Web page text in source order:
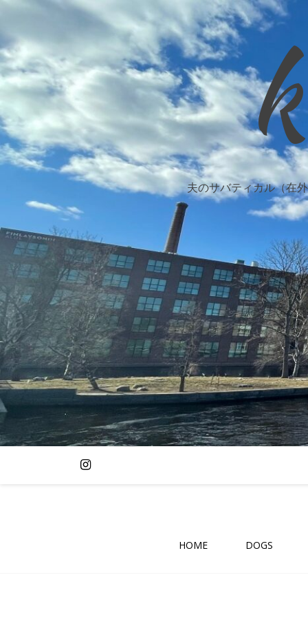
夫のサバティカル（在
HOME DOGS